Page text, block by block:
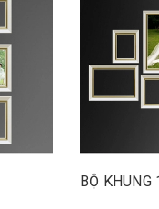
BỘ KHUNG